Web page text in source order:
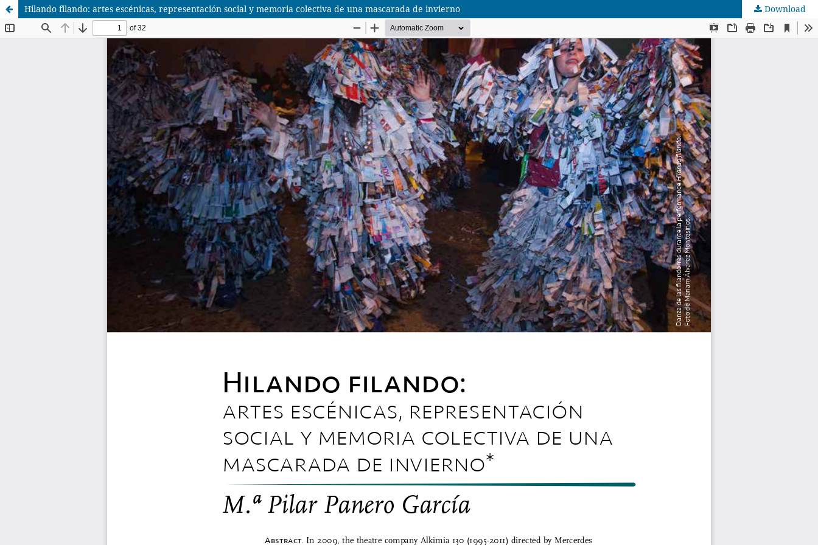
Hilando filando: artes escénicas, representación social y memoria colectiva de una mascarada de invierno Download